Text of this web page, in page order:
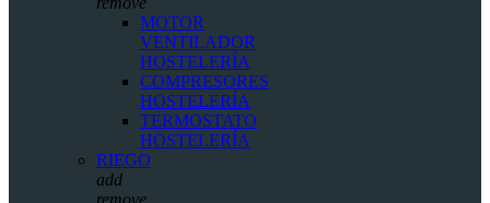
MOTOR
VENTILADOR
HOSTELERÍA
COMPRESORES
HOSTELERÍA
TERMOSTATO
HOSTELERÍA
RIEGO
add
remove